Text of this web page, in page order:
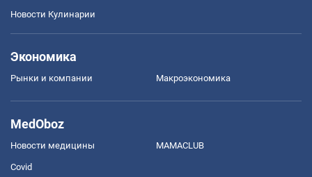
Новости Кулинарии
Экономика
Рынки и компании Mакроэкономика
MedOboz
Новости медицины MAMACLUB
Covid